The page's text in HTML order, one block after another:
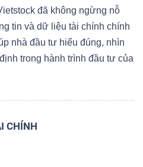
đã không ngừng nỗ
tin và dữ liệu tài chính chính
nhà đầu tư hiểu đúng, nhìn
trong hành trình đầu tư của
CHÍNH